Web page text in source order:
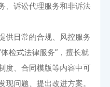
、诉讼代理服务和非诉法
供日常的合规、风控服务
检式法律服务”，擅长就
度、合同模版等内容中可
问题、提出改进方案。